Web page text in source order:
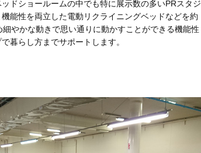
ドショールームの中でも特に展示数の多いPRスタジ
能性を両立した電動リクライニングベッドなどを約
やかな動きで思い通りに動かすことができる機能性
暮らし方までサポートします。